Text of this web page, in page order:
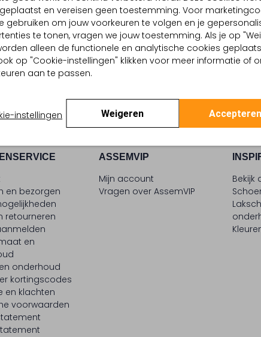
en vereisen geen toestemming. Voor
gebruiken om jouw voorkeuren te volgen en je
te tonen, vragen we jouw toestemming. Als je op
alleen de functionele en analytische cookies
op "Cookie-instellingen" klikken voor meer informatie of
aan te passen.
instellingen Weigeren Accepteren
€ 164,99
SENDRA
Cowboylaarzen
€ 349,99 € 174,99
en bezorgen
retourneren
en
onderhoud
kortingscodes
en klachten
voorwaarden
ASSEMVIP
Mijn account
Vragen over AssemVIP
Bekijk